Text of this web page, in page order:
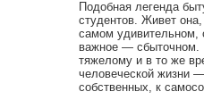
Подобная легенда
студентов. Живет
самом удивительном,
важное — сбыточном.
тяжелому и в то же
человеческой жизни
собственных, к